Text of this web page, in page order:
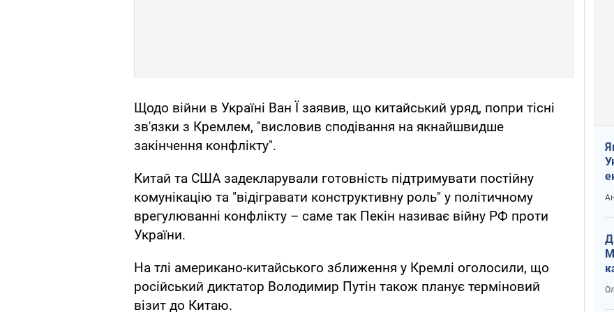
Щодо війни в Україні Ван Ї заявив, що китайський уряд, попри тісні
зв'язки з Кремлем, "висловив сподівання на якнайшвидше
закінчення конфлікту".
Китай та США задекларували готовність підтримувати постійну
комунікацію та "відігравати конструктивну роль" у політичному
врегулюванні конфлікту – саме так Пекін називає війну РФ проти
України.
На тлі американо-китайського зближення у Кремлі оголосили, що
російський диктатор Володимир Путін також планує терміновий
візит до Китаю.